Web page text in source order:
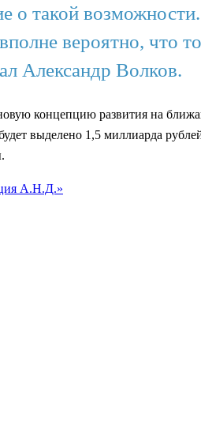
о такой
вероятно, что
Александр Волков.
концепцию развития на
выделено 1,5 миллиарда
А.Н.Д.»